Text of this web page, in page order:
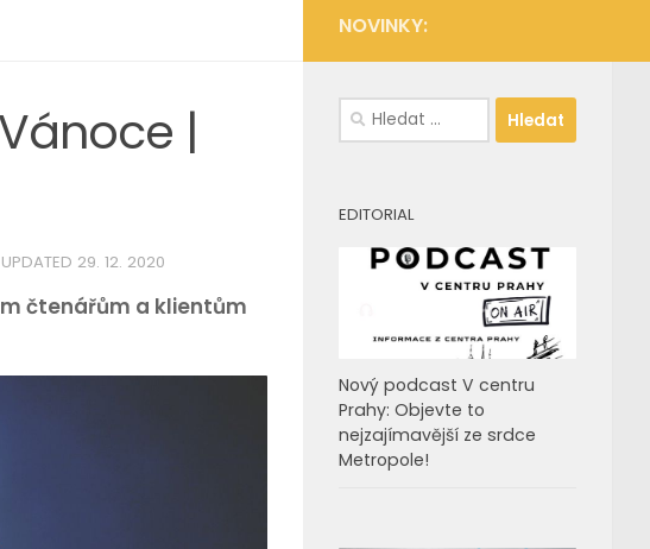
|
UPDATED 29. 12. 2020
čtenářům a klientům
NOVINKY:
Vyhledávání
EDITORIAL
Nový podcast V centru
Prahy: Objevte to
nejzajímavější ze srdce
Metropole!